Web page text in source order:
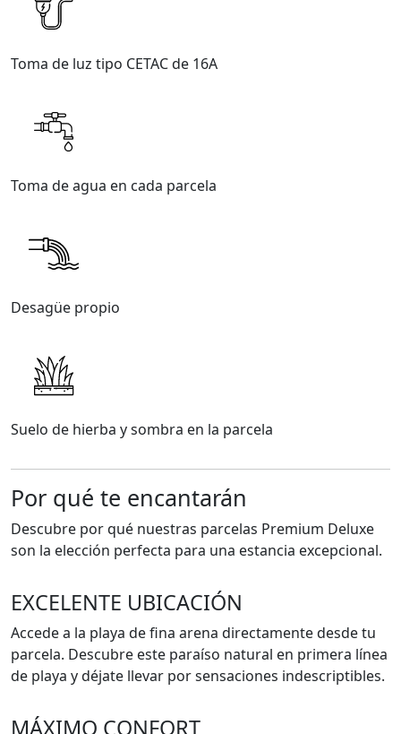
Toma de luz tipo CETAC de 16A
Toma de agua en cada parcela
Desagüe propio
Suelo de hierba y sombra en la parcela
Por qué te encantarán
Descubre por qué nuestras parcelas Premium Deluxe
son la elección perfecta para una estancia excepcional.
EXCELENTE UBICACIÓN
Accede a la playa de fina arena directamente desde tu
parcela. Descubre este paraíso natural en primera línea
de playa y déjate llevar por sensaciones indescriptibles.
MÁXIMO CONFORT